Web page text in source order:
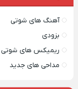
آهنگ های شوتی
بزودی
ریمیکس های شوتی
مداحی های جدید